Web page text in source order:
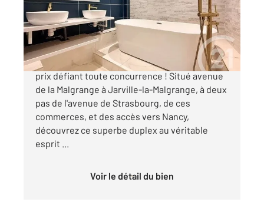
Appartement F6 à vendre
149 000 €
Esprit loft Des volumes exceptionnels - Un
prix défiant toute concurrence ! Situé avenue
de la Malgrange à Jarville-la-Malgrange, à deux
pas de l'avenue de Strasbourg, de ces
commerces, et des accès vers Nancy,
découvrez ce superbe duplex au véritable
esprit ...
Voir le détail du bien